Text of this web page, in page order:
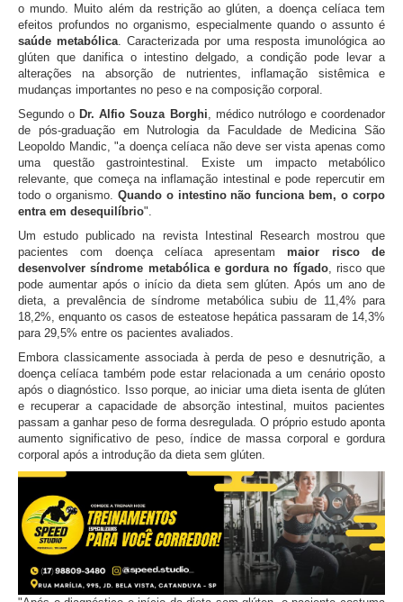
o mundo. Muito além da restrição ao glúten, a doença celíaca tem
efeitos profundos no organismo, especialmente quando o assunto é
saúde metabólica . Caracterizada por uma resposta imunológica ao
glúten que danifica o intestino delgado, a condição pode levar a
alterações na absorção de nutrientes, inflamação sistêmica e
mudanças importantes no peso e na composição corporal.
Segundo oDr. Alfio Souza Borghi , médico nutrólogo e coordenador
de pós-graduação em Nutrologia da Faculdade de Medicina São
Leopoldo Mandic, "a doença celíaca não deve ser vista apenas como
uma questão gastrointestinal. Existe um impacto metabólico
relevante, que começa na inflamação intestinal e pode repercutir em
todo o organismo. Quando o intestino não funciona bem, o corpo
entra em desequilíbrio".
Um estudo publicado na revista Intestinal Research mostrou que
pacientes com doença celíaca apresentammaior risco de
desenvolver síndrome metabólica e gordura no fígado, risco que
pode aumentar após o início da dieta sem glúten. Após um ano de
dieta, a prevalência de síndrome metabólica subiu de 11,4% para
18,2%, enquanto os casos de esteatose hepática passaram de 14,3%
para 29,5% entre os pacientes avaliados.
Embora classicamente associada à perda de peso e desnutrição, a
doença celíaca também pode estar relacionada a um cenário oposto
após o diagnóstico. Isso porque, ao iniciar uma dieta isenta de glúten
e recuperar a capacidade de absorção intestinal, muitos pacientes
passam a ganhar peso de forma desregulada. O próprio estudo aponta
aumento significativo de peso, índice de massa corporal e gordura
corporal após a introdução da dieta sem glúten.